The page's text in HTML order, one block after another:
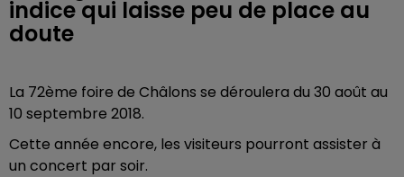
indice qui laisse peu de place au
doute
La 72ème foire de Châlons se déroulera du 30 août au
10 septembre 2018.
Cette année encore, les visiteurs pourront assister à
un concert par soir.